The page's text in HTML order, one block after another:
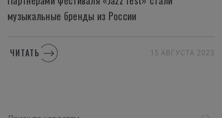
музыкальные бренды из России
ЧИТАТЬ 15 АВГУСТА 2023